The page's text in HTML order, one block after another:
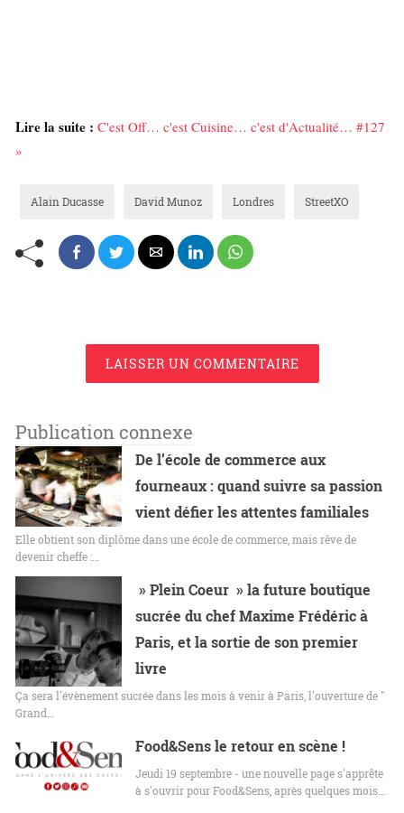
Lire la suite : C'est Off… c'est Cuisine… c'est d'Actualité… #127
»
Alain Ducasse David Munoz Londres StreetXO
LAISSER UN COMMENTAIRE
Publication connexe
De l’école de commerce aux
fourneaux : quand suivre sa passion
vient défier les attentes familiales
Elle obtient son diplôme dans une école de commerce, mais rêve de
devenir cheffe :…
» Plein Coeur » la future boutique
sucrée du chef Maxime Frédéric à
Paris, et la sortie de son premier
livre
Ça sera l'évènement sucrée dans les mois à venir à Paris, l'ouverture de "
Grand…
Food&Sens le retour en scène !
Jeudi 19 septembre - une nouvelle page s'apprête
à s'ouvrir pour Food&Sens, après quelques mois…